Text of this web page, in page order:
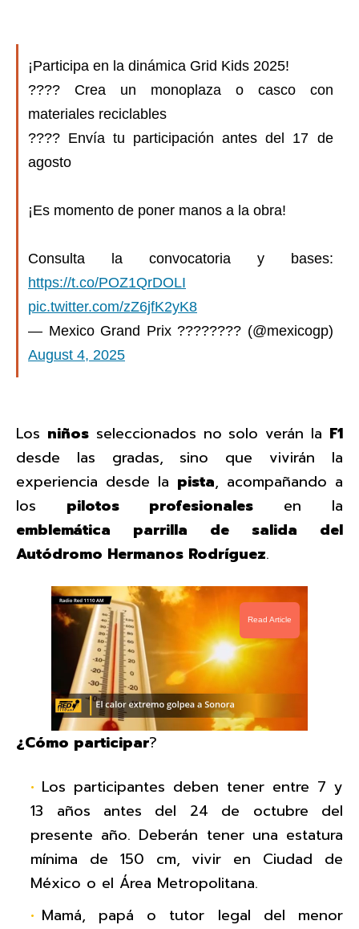
¡Participa en la dinámica Grid Kids 2025!
???? Crea un monoplaza o casco con
materiales reciclables
???? Envía tu participación antes del 17 de
agosto
¡Es momento de poner manos a la obra!
Consulta la convocatoria y bases:
https://t.co/POZ1QrDOLI
pic.twitter.com/zZ6jfK2yK8
— Mexico Grand Prix ???????? (@mexicogp)
August 4, 2025
Los niñosseleccionados no solo verán la F1
desde las gradas, sino que vivirán la
experiencia desde la pista, acompañando a
los pilotos profesionales en la
emblemática parrilla de salida del
Autódromo Hermanos Rodríguez.
Read Article
¿Cómo participar?
Los participantes deben tener entre 7 y
13 años antes del 24 de octubre del
presente año. Deberán tener una estatura
mínima de 150 cm, vivir en Ciudad de
México o el Área Metropolitana.
Mamá, papá o tutor legal del menor